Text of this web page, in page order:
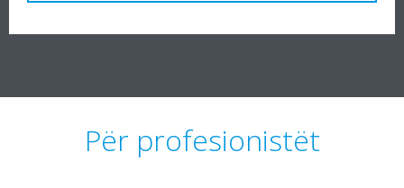
Për profesionistët